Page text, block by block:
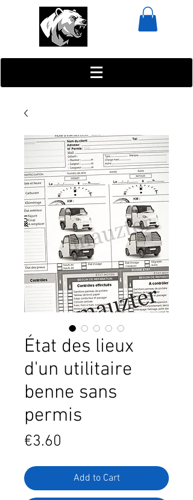
État des lieux
d'un utilitaire
benne sans
permis
€3.60
Add to Cart